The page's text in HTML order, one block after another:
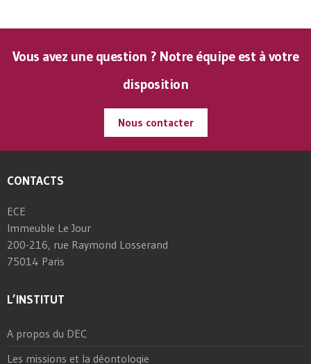
Vous avez une question ? Notre équipe est à votre
disposition
Nous contacter
CONTACTS
ECE
Immeuble Le Jour
200-216, rue Raymond Losserand
75014 Paris
L’INSTITUT
A propos du DEC
Les missions et la déontologie